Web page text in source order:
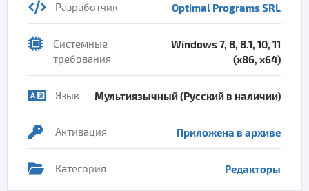
Разработчик Optimal Programs SRL
Системные
требования
Windows 7, 8, 8.1, 10, 11
(x86, x64)
Язык Мультиязычный (Русский в наличии)
Активация Приложена в архиве
Категория Редакторы